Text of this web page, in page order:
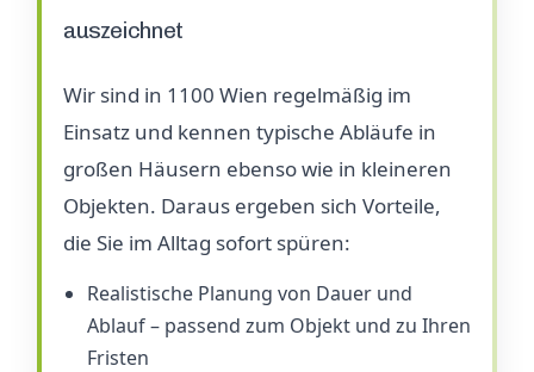
auszeichnet
Wir sind in 1100 Wien regelmäßig im
Einsatz und kennen typische Abläufe in
großen Häusern ebenso wie in kleineren
Objekten. Daraus ergeben sich Vorteile,
die Sie im Alltag sofort spüren:
Realistische Planung von Dauer und
Ablauf – passend zum Objekt und zu Ihren
Fristen